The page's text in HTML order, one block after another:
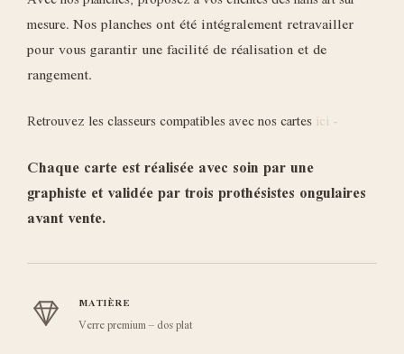
mesure.Nos planches ont été intégralement retravailler
pour vous garantir une facilité de réalisation et de
rangement.
Retrouvez les classeurs compatibles avec nos cartesici -
Chaque carte est réalisée avec soin par une
graphiste et validée par trois prothésistes ongulaires
avant vente.
MATIÈRE
Verre premium – dos plat